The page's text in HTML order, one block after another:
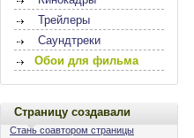
Трейлеры
Саундтреки
Обои для фильма
Страницу создавали
Стань соавтором страницы